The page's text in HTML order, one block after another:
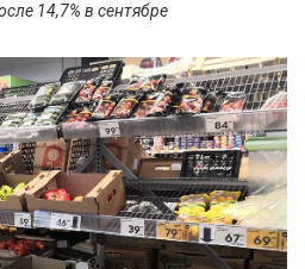
14,7% в сентябре